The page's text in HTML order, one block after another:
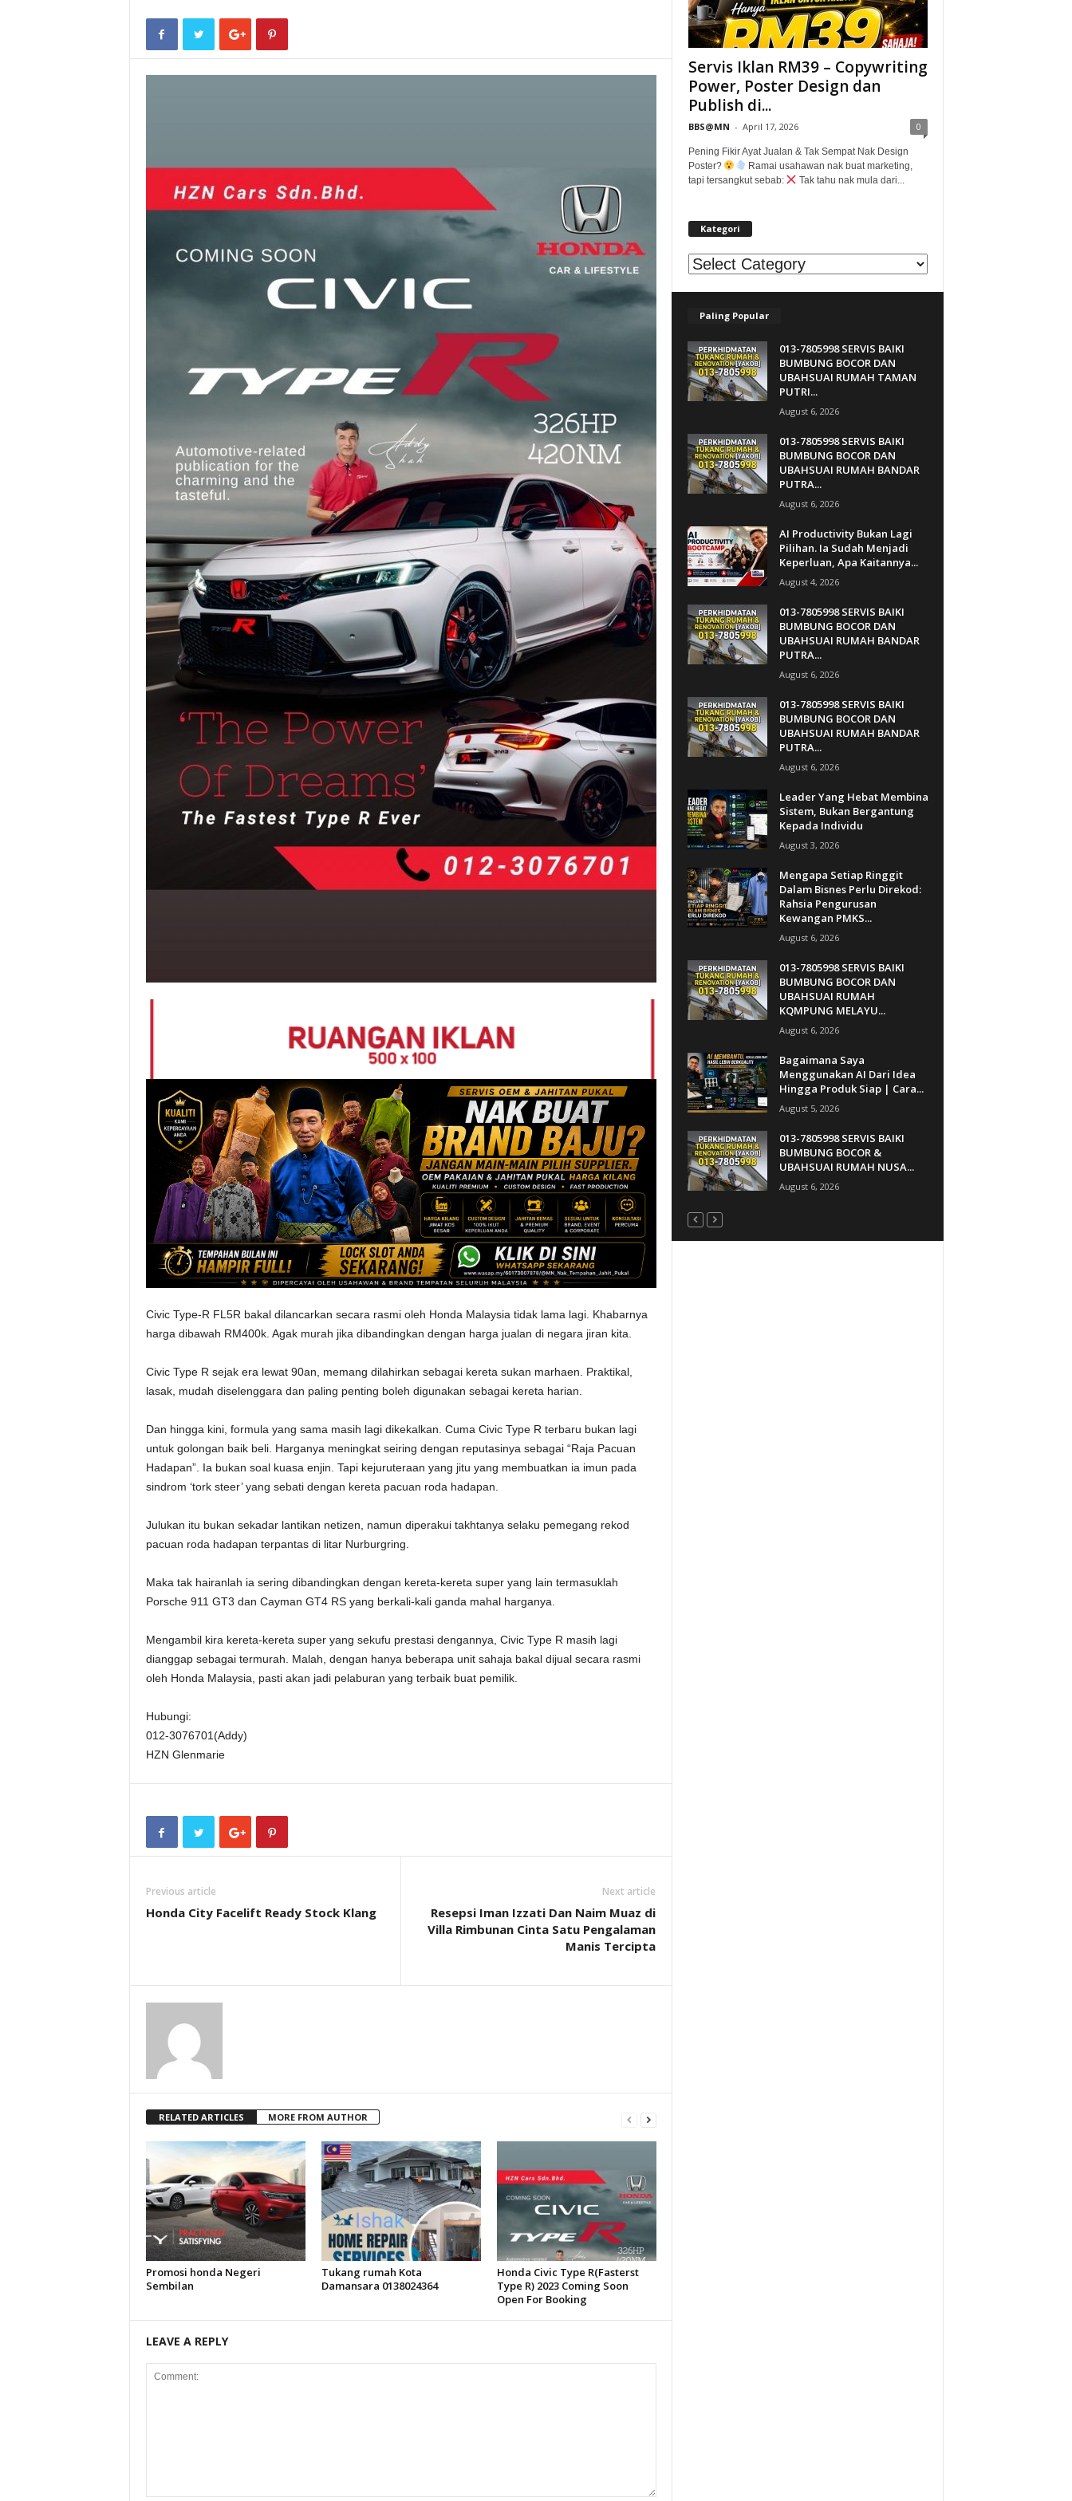
Civic Type-R FL5R bakal dilancarkan secara rasmi oleh Honda Malaysia tidak lama lagi. Khabarnya
harga dibawah RM400k. Agak murah jika dibandingkan dengan harga jualan di negara jiran kita.
Civic Type R sejak era lewat 90an, memang dilahirkan sebagai kereta sukan marhaen. Praktikal,
lasak, mudah diselenggara dan paling penting boleh digunakan sebagai kereta harian.
Dan hingga kini, formula yang sama masih lagi dikekalkan. Cuma Civic Type R terbaru bukan lagi
untuk golongan baik beli. Harganya meningkat seiring dengan reputasinya sebagai “Raja Pacuan
Hadapan”. Ia bukan soal kuasa enjin. Tapi kejuruteraan yang jitu yang membuatkan ia imun pada
sindrom ‘tork steer’ yang sebati dengan kereta pacuan roda hadapan.
Julukan itu bukan sekadar lantikan netizen, namun diperakui takhtanya selaku pemegang rekod
pacuan roda hadapan terpantas di litar Nurburgring.
Maka tak hairanlah ia sering dibandingkan dengan kereta-kereta super yang lain termasuklah
Porsche 911 GT3 dan Cayman GT4 RS yang berkali-kali ganda mahal harganya.
Mengambil kira kereta-kereta super yang sekufu prestasi dengannya, Civic Type R masih lagi
dianggap sebagai termurah. Malah, dengan hanya beberapa unit sahaja bakal dijual secara rasmi
oleh Honda Malaysia, pasti akan jadi pelaburan yang terbaik buat pemilik.
Hubungi:
012-3076701(Addy)
HZN Glenmarie
Previous article
Honda City Facelift Ready Stock Klang
Next article
Resepsi Iman Izzati Dan Naim Muaz di
Villa Rimbunan Cinta Satu Pengalaman
Manis Tercipta
RELATED ARTICLES MORE FROM AUTHOR
Promosi honda Negeri
Sembilan
Tukang rumah Kota
Damansara 0138024364
Honda Civic Type R(Fasterst
Type R) 2023 Coming Soon
Open For Booking
LEAVE A REPLY
Servis Iklan RM39 – Copywriting
Power, Poster Design dan
Publish di...
BBS@MN - April 17, 2026 0
Pening Fikir Ayat Jualan & Tak Sempat Nak Design
Poster?
Ramai usahawan nak buat marketing,
tapi tersangkut sebab:
Tak tahu nak mula dari...
Kategori
Kategori
Paling Popular
013-7805998 SERVIS BAIKI
BUMBUNG BOCOR DAN
UBAHSUAI RUMAH TAMAN
PUTRI...
August 6, 2026
013-7805998 SERVIS BAIKI
BUMBUNG BOCOR DAN
UBAHSUAI RUMAH BANDAR
PUTRA...
August 6, 2026
AI Productivity Bukan Lagi
Pilihan. Ia Sudah Menjadi
Keperluan, Apa Kaitannya...
August 4, 2026
013-7805998 SERVIS BAIKI
BUMBUNG BOCOR DAN
UBAHSUAI RUMAH BANDAR
PUTRA...
August 6, 2026
013-7805998 SERVIS BAIKI
BUMBUNG BOCOR DAN
UBAHSUAI RUMAH BANDAR
PUTRA...
August 6, 2026
Leader Yang Hebat Membina
Sistem, Bukan Bergantung
Kepada Individu
August 3, 2026
Mengapa Setiap Ringgit
Dalam Bisnes Perlu Direkod:
Rahsia Pengurusan
Kewangan PMKS...
August 6, 2026
013-7805998 SERVIS BAIKI
BUMBUNG BOCOR DAN
UBAHSUAI RUMAH
KQMPUNG MELAYU...
August 6, 2026
Bagaimana Saya
Menggunakan AI Dari Idea
Hingga Produk Siap | Cara...
August 5, 2026
013-7805998 SERVIS BAIKI
BUMBUNG BOCOR &
UBAHSUAI RUMAH NUSA...
August 6, 2026